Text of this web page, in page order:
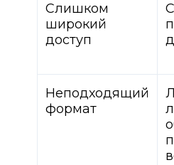
Слишком
широкий
доступ
Неподходящий
формат